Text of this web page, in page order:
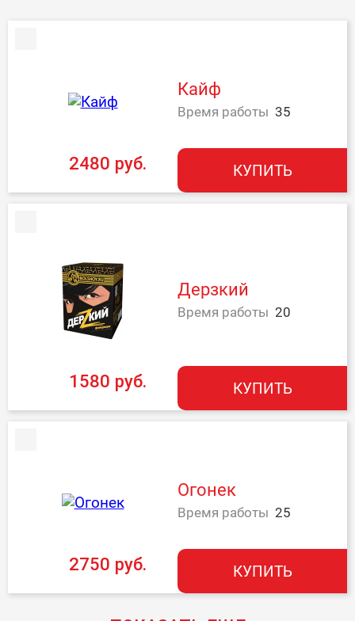
Кайф
Время работы 35
2480 руб. КУПИТЬ
Дерзкий
Время работы 20
1580 руб. КУПИТЬ
Огонек
Время работы 25
2750 руб. КУПИТЬ